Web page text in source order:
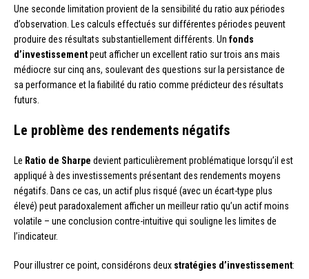
Une seconde limitation provient de la sensibilité du ratio aux périodes
d’observation. Les calculs effectués sur différentes périodes peuvent
produire des résultats substantiellement différents. Un fonds
d’investissementpeut afficher un excellent ratio sur trois ans mais
médiocre sur cinq ans, soulevant des questions sur la persistance de
sa performance et la fiabilité du ratio comme prédicteur des résultats
futurs.
Le problème des rendements négatifs
Le Ratio de Sharpe devient particulièrement problématique lorsqu’il est
appliqué à des investissements présentant des rendements moyens
négatifs. Dans ce cas, un actif plus risqué (avec un écart-type plus
élevé) peut paradoxalement afficher un meilleur ratio qu’un actif moins
volatile – une conclusion contre-intuitive qui souligne les limites de
l’indicateur.
Pour illustrer ce point, considérons deux stratégies d’investissement: